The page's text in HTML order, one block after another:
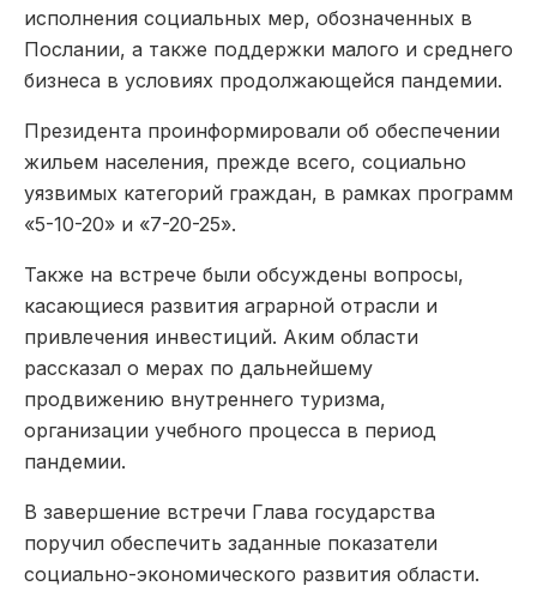
исполнения социальных мер, обозначенных в
Послании, а также поддержки малого и среднего
бизнеса в условиях продолжающейся пандемии.
Президента проинформировали об обеспечении
жильем населения, прежде всего, социально
уязвимых категорий граждан, в рамках программ
«5-10-20» и «7-20-25».
Также на встрече были обсуждены вопросы,
касающиеся развития аграрной отрасли и
привлечения инвестиций. Аким области
рассказал о мерах по дальнейшему
продвижению внутреннего туризма,
организации учебного процесса в период
пандемии.
В завершение встречи Глава государства
поручил обеспечить заданные показатели
социально-экономического развития области.